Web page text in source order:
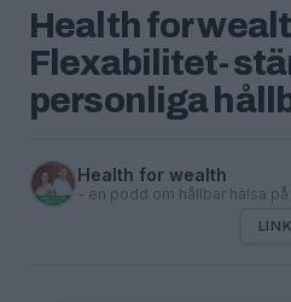
Health for
Flexabilitet-
personliga
Health for wealth
- en podd om hållbar hälsa